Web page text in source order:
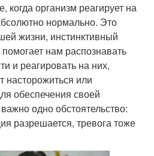
когда организм реагирует на
нормально. Это
жизни, инстинктивный
нам распознавать
и реагировать на них,
насторожиться или
обеспечения своей
одно обстоятельство:
разрешается, тревога тоже